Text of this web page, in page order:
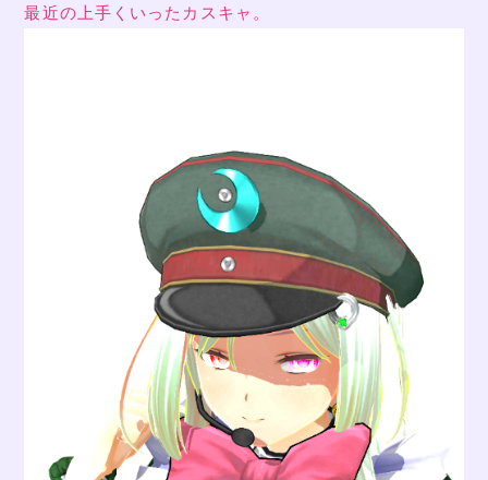
最近の上手くいったカスキャ。